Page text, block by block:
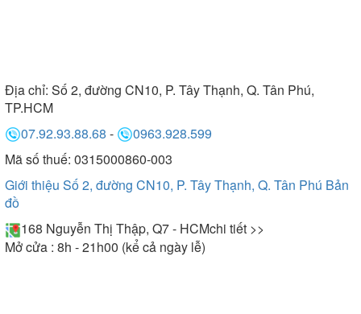
Địa chỉ: Số 2, đường CN10, P. Tây Thạnh, Q. Tân Phú,
TP.HCM
07.92.93.88.68 -
0963.928.599
Mã số thuế: 0315000860-003
Giới thiệu Số 2, đường CN10, P. Tây Thạnh, Q. Tân Phú Bản
đồ
168 Nguyễn Thị Thập, Q7 - HCMchi tiết >>
Mở cửa : 8h - 21h00 (kể cả ngày lễ)